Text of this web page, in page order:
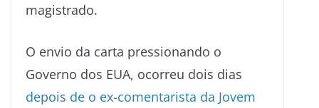
magistrado.
O envio da carta pressionando o
Governo dos EUA, ocorreu dois dias
depois de o ex-comentarista da Jovem